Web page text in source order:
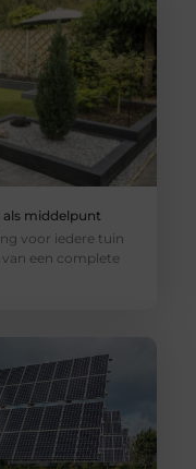
als middelpunt
voor iedere tuin
een complete